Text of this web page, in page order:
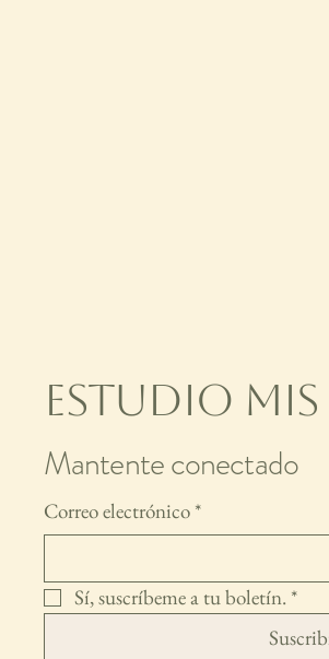
Estudio Mis
Mantente conectado
Correo electrónico *
Sí, suscríbeme a tu boletín. *